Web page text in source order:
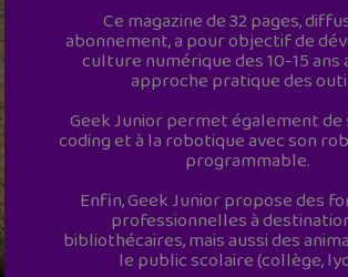
Ce magazine de 32 pages,
abonnement, a pour objectif de
culture numérique des 10-15 ans
approche pratique des
Geek Junior permet également de
coding et à la robotique avec son
programmable.
Enfin, Geek Junior propose des
professionnelles à
bibliothécaires, mais aussi des
le public scolaire (collège,